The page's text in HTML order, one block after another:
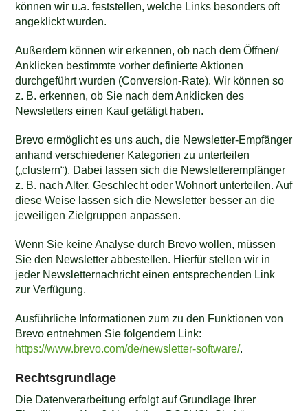
können wir u.a. feststellen, welche Links besonders oft
angeklickt wurden.
Außerdem können wir erkennen, ob nach dem Öffnen/
Anklicken bestimmte vorher definierte Aktionen
durchgeführt wurden (Conversion-Rate). Wir können so
z. B. erkennen, ob Sie nach dem Anklicken des
Newsletters einen Kauf getätigt haben.
Brevo ermöglicht es uns auch, die Newsletter-Empfänger
anhand verschiedener Kategorien zu unterteilen
(„clustern“). Dabei lassen sich die Newsletterempfänger
z. B. nach Alter, Geschlecht oder Wohnort unterteilen. Auf
diese Weise lassen sich die Newsletter besser an die
jeweiligen Zielgruppen anpassen.
Wenn Sie keine Analyse durch Brevo wollen, müssen
Sie den Newsletter abbestellen. Hierfür stellen wir in
jeder Newsletternachricht einen entsprechenden Link
zur Verfügung.
Ausführliche Informationen zum zu den Funktionen von
Brevo entnehmen Sie folgendem Link:
https://www.brevo.com/de/newsletter-software/.
Rechtsgrundlage
Die Datenverarbeitung erfolgt auf Grundlage Ihrer